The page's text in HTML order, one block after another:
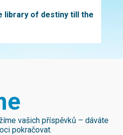
library of destiny till the
vašich příspěvků – dáváte
pokračovat.